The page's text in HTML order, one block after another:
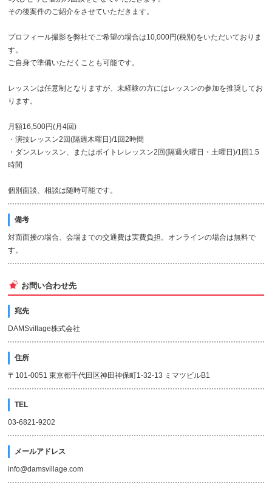
その後案件のご紹介をさせていただきます。
プロフィール撮影を弊社でご希望の場合は10,000円(税別)をいただいておりま
す。
ご自身で準備いただくことも可能です。
レッスンは任意制となりますが、未経験の方にはレッスンの参加を推奨してお
ります。
月額16,500円(月4回)
・演技レッスン2回(隔週木曜日)/1回2時間
・ダンスレッスン、またはボイトレレッスン2回(隔週火曜日・土曜日)/1回1.5
時間
個別面談、相談は随時可能です。
備考
対面面接の場合、会場までの交通費は実費負担。オンラインの場合は無料で
す。
お問い合わせ先
宛先
DAMSvillage株式会社
住所
〒101-0051 東京都千代田区神田神保町1-32-13 ミマツビルB1
TEL
03-6821-9202
メールアドレス
info@damsvillage.com